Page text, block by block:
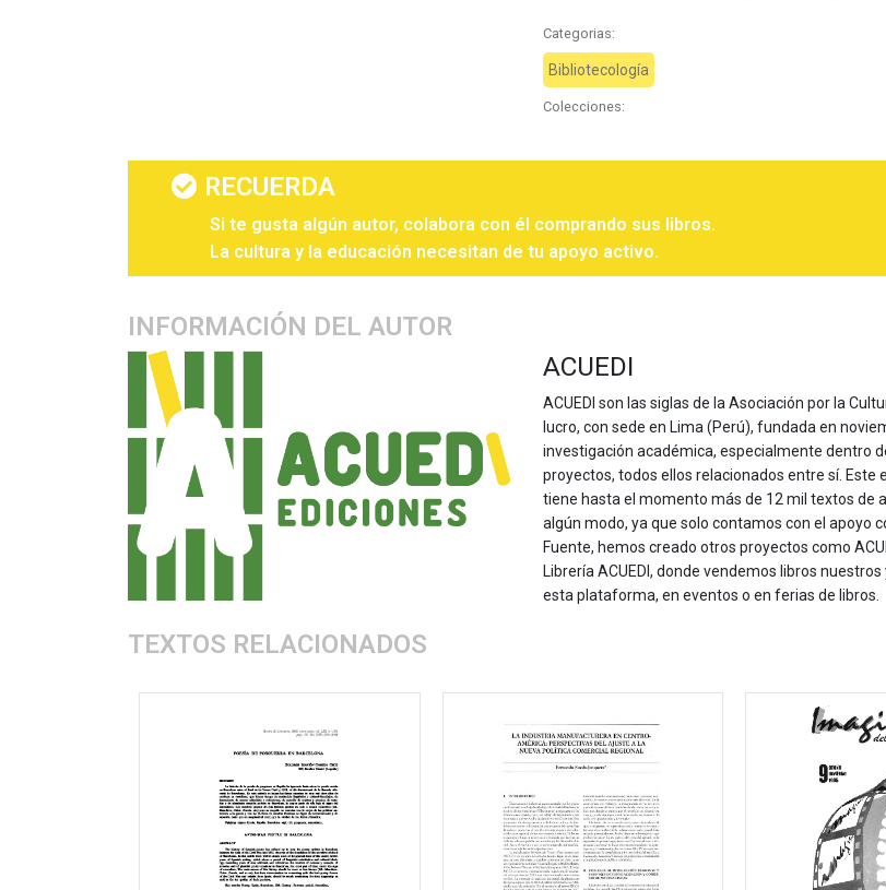
Categorias:
Bibliotecología
Colecciones:
RECUERDA
Si te gusta algún autor, colabora con él comprando sus libros.
La cultura y la educación necesitan de tu apoyo activo.
INFORMACIÓN DEL AUTOR
ACUEDI
ACUEDI son las siglas de la Asociación por la
lucro, con sede en Lima (Perú), fundada en
investigación académica, especialmente dentro
proyectos, todos ellos relacionados entre sí. Este
tiene hasta el momento más de 12 mil textos de
algún modo, ya que solo contamos con el apoyo
Fuente, hemos creado otros proyectos como
Librería ACUEDI, donde vendemos libros
esta plataforma, en eventos o en ferias de libros.
TEXTOS RELACIONADOS